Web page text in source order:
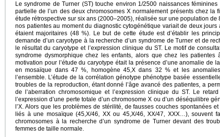
Le syndrome de Turner (ST) touche environ 1/2500 naissances
partielle de l’un des deux chromosomes X normalement présents chez la
étude rétrospective sur six ans (2000–2005), réalisée sur une population de
nos patientes au moment du diagnostic cytogénétique variait de deux
étaient majoritaires (48 %). Le but de cette étude est d’établir les
demande d’un caryotype à la recherche d’un syndrome de Turner et de
le résultat du caryotype et l’expression clinique du ST. Le motif de
syndrome dysmorphique chez les enfants, alors que chez les
motivation pour l’étude du caryotype était la présence d’une anomalie de
en mosaïque dans 47 %, homogène 45,X dans 32 % et les
l’ensemble. L’étude de la corrélation génotype phénotype basée
troubles de la reproduction, étant donné l’âge avancé des patientes, a
de l’aberration chromosomique et l’expression clinique du ST. Le
l’expression d’une perte totale d’un chromosome X ou d’un déséquilibre
l’X. Alors que les problèmes de stérilité, de fausses couches spontanées
liés à une mosaïque (45,X/46, XX ou 45,X/46, XX/47, XXX…), souvent
chromosomes à la recherche d’un syndrome de Turner devant des
femmes de taille normale.